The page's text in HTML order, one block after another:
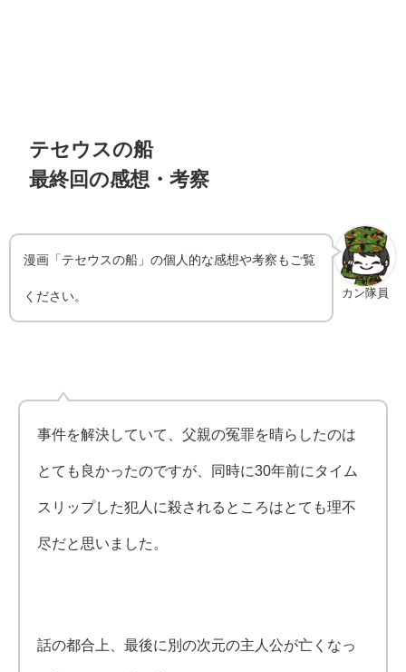
テセウスの船
最終回の感想・考察
カン隊員
漫画「テセウスの船」の個人的な感想や考察もご覧
ください。
事件を解決していて、父親の冤罪を晴らしたのは
とても良かったのですが、同時に30年前にタイム
スリップした犯人に殺されるところはとても理不
尽だと思いました。
話の都合上、最後に別の次元の主人公が亡くなっ